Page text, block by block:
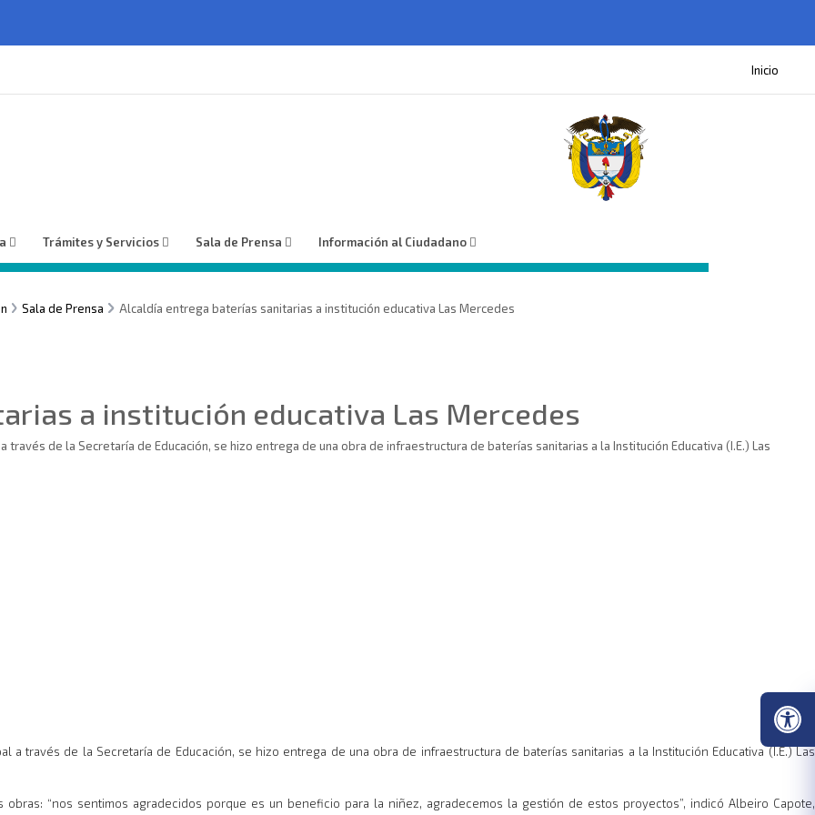
Inicio
Trámites y Servicios Sala de Prensa Información al Ciudadano
Sala de Prensa Alcaldía entrega baterías sanitarias a institución educativa Las Mercedes
a institución educativa Las Mercedes
de la Secretaría de Educación, se hizo entrega de una obra de infraestructura de baterías sanitarias a la Institución Educativa (I.E.) Las
través de la Secretaría de Educación, se hizo entrega de una obra de infraestructura de baterías sanitarias a la Institución Educativa (I.E.) Las
“nos sentimos agradecidos porque es un beneficio para la niñez, agradecemos la gestión de estos proyectos”, indicó Albeiro Capote,